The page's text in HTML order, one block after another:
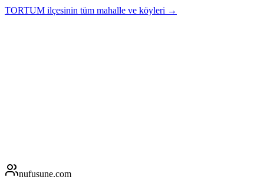
TORTUM ilçesinin tüm mahalle ve köyleri →
nufusune.com